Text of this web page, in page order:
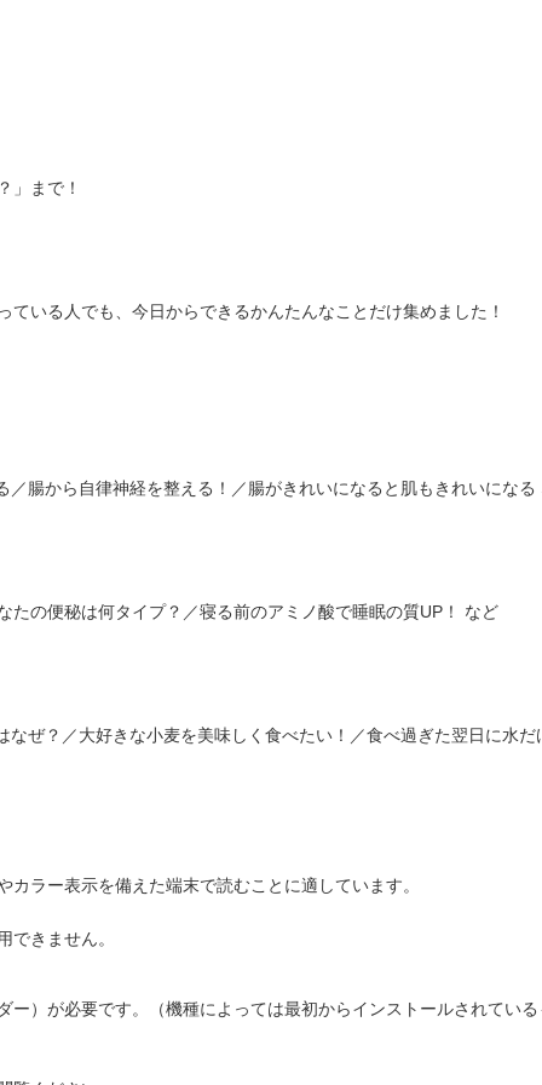
」まで！
いる人でも、今日からできるかんたんなことだけ集めました！
腸から自律神経を整える！／腸がきれいになると肌もきれいになる
の便秘は何タイプ？／寝る前のアミノ酸で睡眠の質UP！ など
ぜ？／大好きな小麦を美味しく食べたい！／食べ過ぎた翌日に水
ラー表示を備えた端末で読むことに適しています。
できません。
）が必要です。（機種によっては最初からインストールされてい